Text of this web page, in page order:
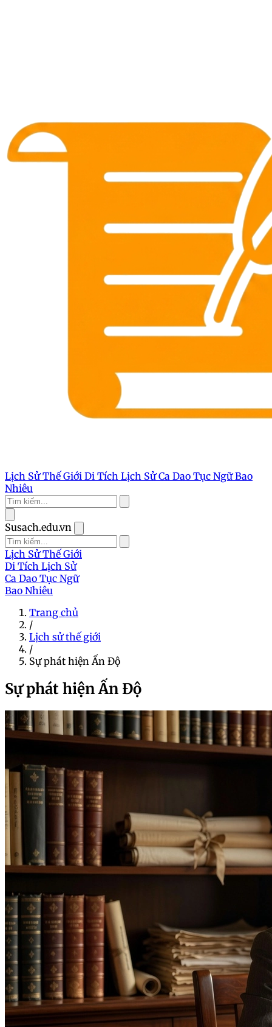
Lịch Sử Thế Giới Di Tích Lịch SửCa Dao Tục NgữBao
Nhiêu
Susach.edu.vn
Lịch Sử Thế Giới
Di Tích Lịch Sử
Ca Dao Tục Ngữ
Bao Nhiêu
Trang chủ
/
Lịch sử thế giới
/
Sự phát hiện Ấn Độ
Sự phát hiện Ấn Độ